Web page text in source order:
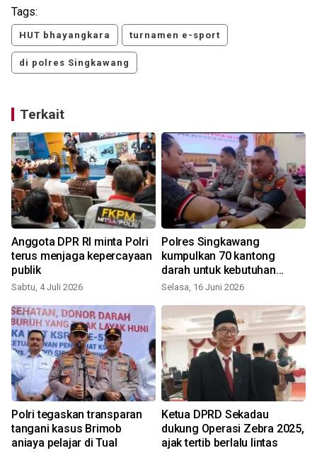
Tags:
HUT bhayangkara turnamen e-sport
di polres Singkawang
Terkait
Anggota DPR RI minta Polri
terus menjaga kepercayaan
publik
Sabtu, 4 Juli 2026
Polres Singkawang
kumpulkan 70 kantong
darah untuk kebutuhan
warga
Selasa, 16 Juni 2026
Polri tegaskan transparan
tangani kasus Brimob
aniaya pelajar di Tual
Ketua DPRD Sekadau
dukung Operasi Zebra 2025,
ajak tertib berlalu lintas